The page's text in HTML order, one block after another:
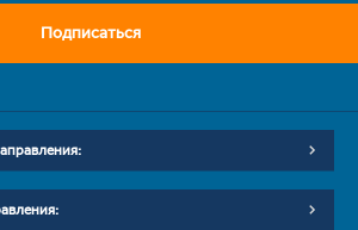
Подписаться